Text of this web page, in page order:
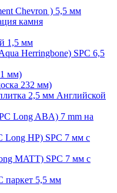
Chevron ) 5,5 мм
камня
1,5 мм
Herringbone) SPC 6,5
мм)
232 мм)
2,5 мм Английской
Long ABA) 7 mm на
HP) SPC 7 мм с
MATT) SPC 7 мм с
паркет 5,5 мм